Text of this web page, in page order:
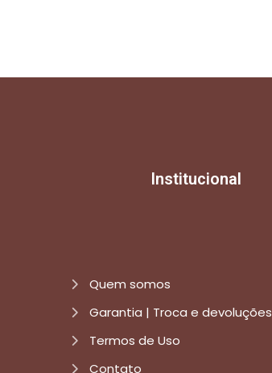
Institucional
Quem somos
Garantia | Troca e devoluções
Termos de Uso
Contato